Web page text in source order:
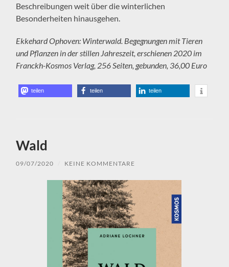
Beschreibungen weit über die winterlichen
Besonderheiten hinausgehen.
Ekkehard Ophoven: Winterwald. Begegnungen mit Tieren
und Pflanzen in der stillen Jahreszeit, erschienen 2020 im
Franckh-Kosmos Verlag, 256 Seiten, gebunden, 36,00 Euro
teilen teilen teilen
Wald
09/07/2020 KEINE KOMMENTARE